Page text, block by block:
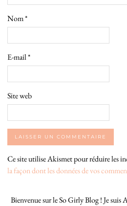
Nom*
E-mail*
Site web
Ce site utilise Akismet pour réduire les
la façon dont les données de vos
Bienvenue sur le So Girly Blog ! Je suis